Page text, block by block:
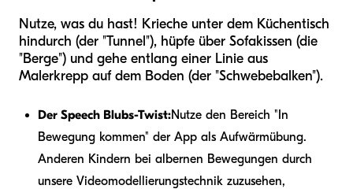
Nutze, was du hast! Krieche unter dem Küchentisch
hindurch (der "Tunnel"), hüpfe über Sofakissen (die
"Berge") und gehe entlang einer Linie aus
Malerkrepp auf dem Boden (der "Schwebebalken").
Der Speech Blubs-Twist:Nutze den Bereich "In
Bewegung kommen" der App als Aufwärmübung.
Anderen Kindern bei albernen Bewegungen durch
unsere Videomodellierungstechnik zuzusehen,